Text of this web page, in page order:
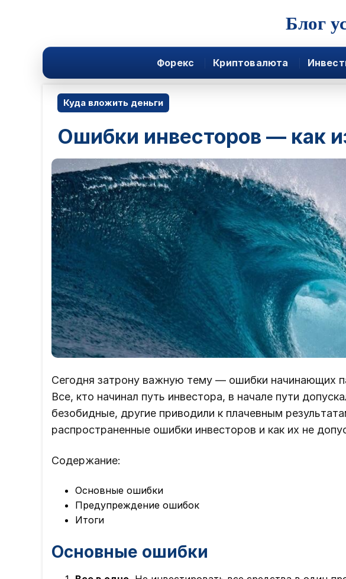
Блог
Форекс Криптовалюта
Куда вложить деньги
Ошибки инвесторов — как
Сегодня затрону важную тему — ошибки начинающих
Все, кто начинал путь инвестора, в начале пути
безобидные, другие приводили к плачевным
распространенные ошибки инвесторов и как их не
Содержание:
Основные ошибки
Предупреждение ошибок
Итоги
Основные ошибки